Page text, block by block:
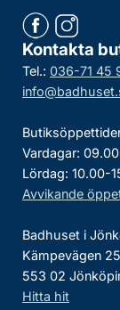
Kontakta
Tel.: 036-71 45
Vardagar:
Lördag: 10.00-
Avvikande
Badhuset i
Kämpevägen 25
553 02
Hitta hit